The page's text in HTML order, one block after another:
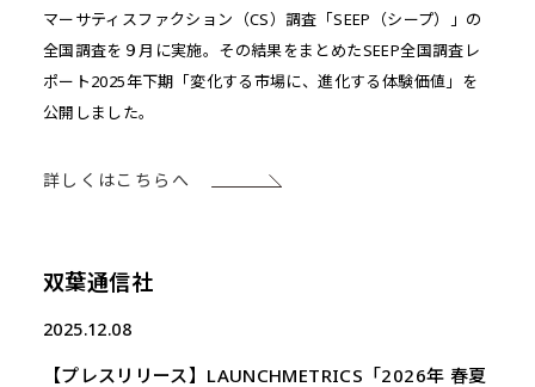
マーサティスファクション（CS）調査「SEEP（シープ）」の
全国調査を９月に実施。その結果をまとめたSEEP全国調査レ
ポート2025年下期「変化する市場に、進化する体験価値」を
公開しました。
詳しくはこちらへ
双葉通信社
2025.12.08
【プレスリリース】LAUNCHMETRICS「2026年 春夏